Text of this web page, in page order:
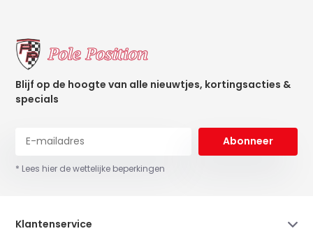
Blijf op de hoogte van alle nieuwtjes, kortingsacties &
specials
Abonneer
* Lees hier de wettelijke beperkingen
Klantenservice